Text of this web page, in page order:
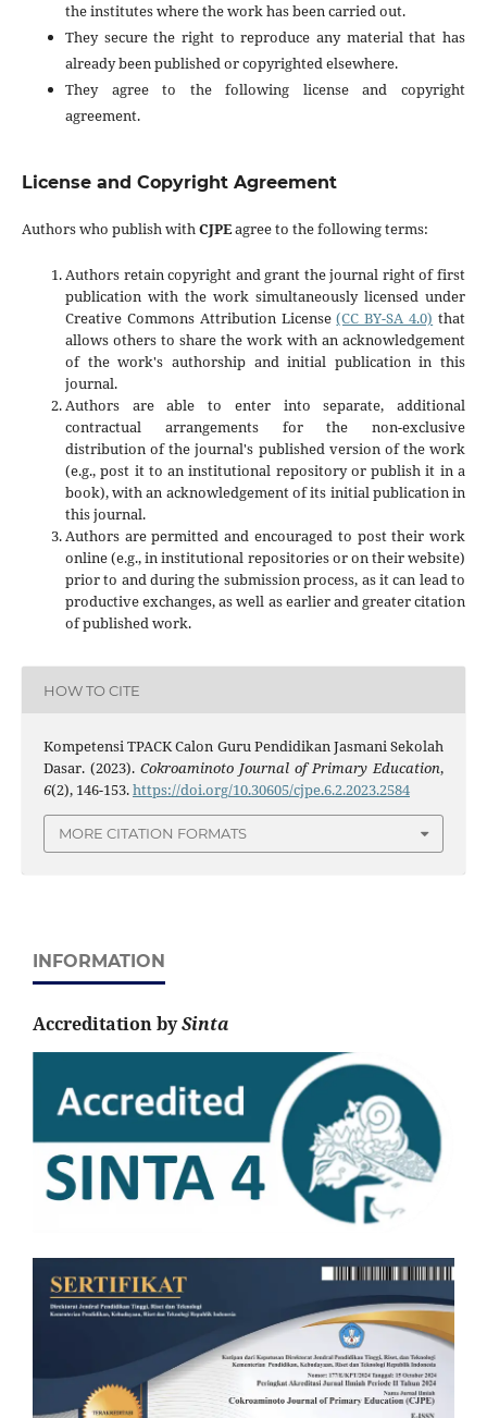
the institutes where the work has been carried out.
They secure the right to reproduce any material that has
already been published or copyrighted elsewhere.
They agree to the following license and copyright
agreement.
License and Copyright Agreement
Authors who publish withCJPEagree to the following terms:
Authors retain copyright and grant the journal right of first
publication with the work simultaneously licensed under
Creative Commons Attribution License(CC BY-SA 4.0) that
allows others to share the work with an acknowledgement
of the work's authorship and initial publication in this
journal.
Authors are able to enter into separate, additional
contractual arrangements for the non-exclusive
distribution of the journal's published version of the work
(e.g., post it to an institutional repository or publish it in a
book), with an acknowledgement of its initial publication in
this journal.
Authors are permitted and encouraged to post their work
online (e.g., in institutional repositories or on their website)
prior to and during the submission process, as it can lead to
productive exchanges, as well as earlier and greater citation
of published work.
HOW TO CITE
Kompetensi TPACK Calon Guru Pendidikan Jasmani Sekolah
Dasar. (2023). Cokroaminoto Journal of Primary Education,
6(2), 146-153.https://doi.org/10.30605/cjpe.6.2.2023.2584
MORE CITATION FORMATS
INFORMATION
Accreditation bySinta